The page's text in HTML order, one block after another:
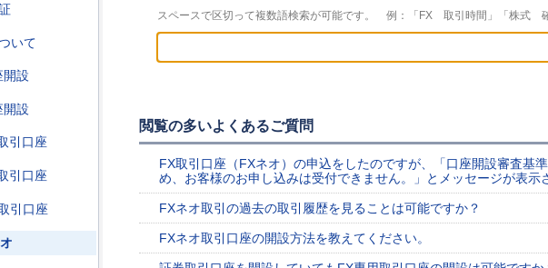
いて
開設
開設
引口座
引口座
引口座
スペースで区切って複数語検索が可能です。 例：「FX 取引時間」「株式
閲覧の多いよくあるご質問
FX取引口座（FXネオ）の申込をしたのですが、「口座開設審査基
め、お客様のお申し込みは受付できません。」とメッセージが表示
FXネオ取引の過去の取引履歴を見ることは可能ですか？
FXネオ取引口座の開設方法を教えてください。